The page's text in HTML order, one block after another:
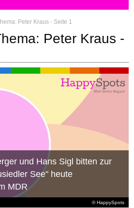
Peter Kraus - Seite 1
Peter Kraus -
© HappySpots
und Hans Sigl bitten zur
See" heute
MDR